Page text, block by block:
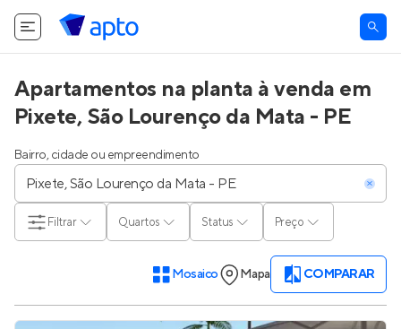
Apartamentos na planta à venda em
Pixete, São Lourenço da Mata - PE
Bairro, cidade ou empreendimento
Quartos Status Preço
Filtrar
Mosaico Mapa COMPARAR